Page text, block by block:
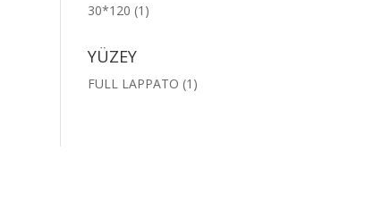
30*120 (1)
YÜZEY
FULL LAPPATO (1)